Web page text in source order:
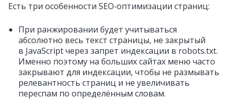
Есть три особенности SEO‑оптимизации страниц:
При ранжировании будет учитываться
абсолютно весь текст страницы, не закрытый
в JavaScript через запрет индексации в robots.txt.
Именно поэтому на больших сайтах меню часто
закрывают для индексации, чтобы не размывать
релевантность страниц и не увеличивать
переспам по определённым словам.